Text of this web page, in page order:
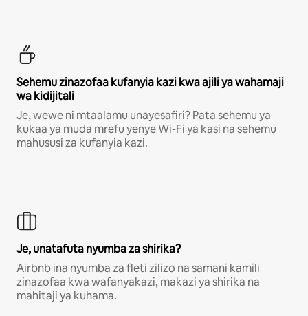
Sehemu zinazofaa kufanyia kazi kwa ajili ya wahamaji
wa kidijitali
Je, wewe ni mtaalamu unayesafiri? Pata sehemu ya
kukaa ya muda mrefu yenye Wi-Fi ya kasi na sehemu
mahususi za kufanyia kazi.
Je, unatafuta nyumba za shirika?
Airbnb ina nyumba za fleti zilizo na samani kamili
zinazofaa kwa wafanyakazi, makazi ya shirika na
mahitaji ya kuhama.